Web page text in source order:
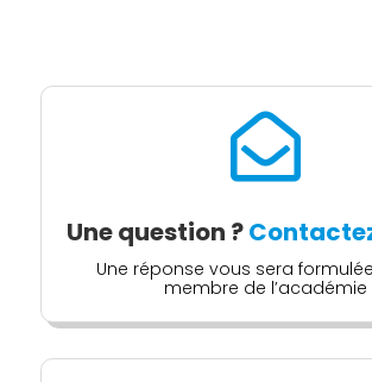

Une question ?
Une réponse vous sera
membre de l’académie